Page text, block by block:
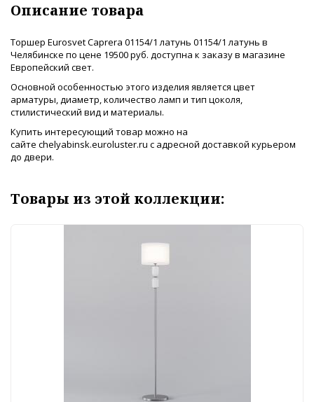
Описание товара
Торшер Eurosvet Caprera 01154/1 латунь 01154/1 латунь в
Челябинске по цене 19500 руб. доступна к заказу в магазине
Европейский свет.
Основной особенностью этого изделия является цвет
арматуры, диаметр, количество ламп и тип цоколя,
стилистический вид и материалы.
Купить интересующий товар можно на
сайте chelyabinsk.euroluster.ru с адресной доставкой курьером
до двери.
Товары из этой коллекции: